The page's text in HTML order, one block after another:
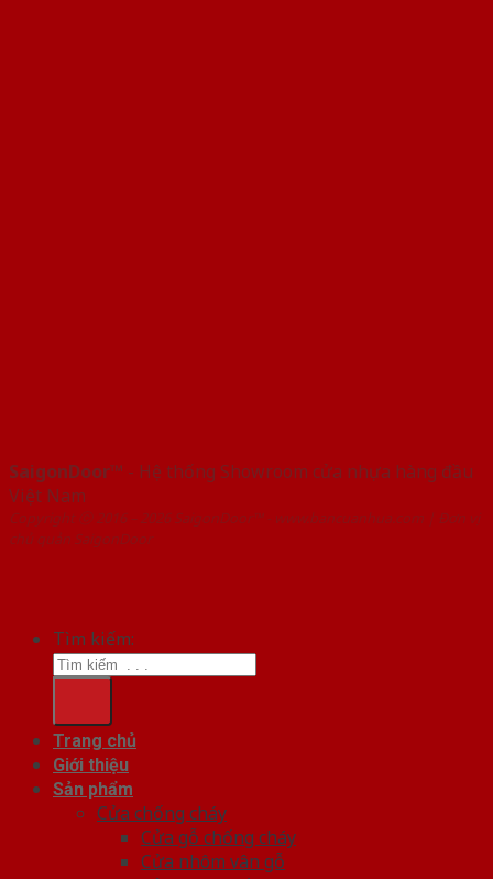
SaigonDoor™ - Hệ thống Showroom cửa nhựa hàng đầu
Việt Nam
Copyright ⓒ 2016 – 2026 SaigonDoor™ - www.bancuanhua.com | Đơn vị
chủ quản SaigonDoor
Tìm kiếm:
Trang chủ
Giới thiệu
Sản phẩm
Cửa chống cháy
Cửa gỗ chống cháy
Cửa nhôm vân gỗ